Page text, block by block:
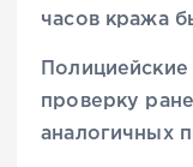
часов кража
проверку
аналогичных